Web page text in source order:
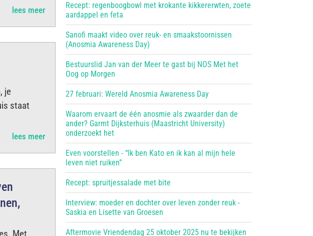
lees meer
je
staat
lees meer
Recept: regenboogbowl met krokante kikkererwten, zoete
aardappel en feta
Sanofi maakt video over reuk- en smaakstoornissen
(Anosmia Awareness Day)
Bestuurslid Jan van der Meer te gast bij NOS Met het
Oog op Morgen
27 februari: Wereld Anosmia Awareness Day
Waarom ervaart de één anosmie als zwaarder dan de
ander? Garmt Dijksterhuis (Maastricht University)
onderzoekt het
Even voorstellen - “Ik ben Kato en ik kan al mijn hele
leven niet ruiken”
Recept: spruitjessalade met bite
Interview: moeder en dochter over leven zonder reuk -
Saskia en Lisette van Groesen
Aftermovie Vriendendag 25 oktober 2025 nu te bekijken